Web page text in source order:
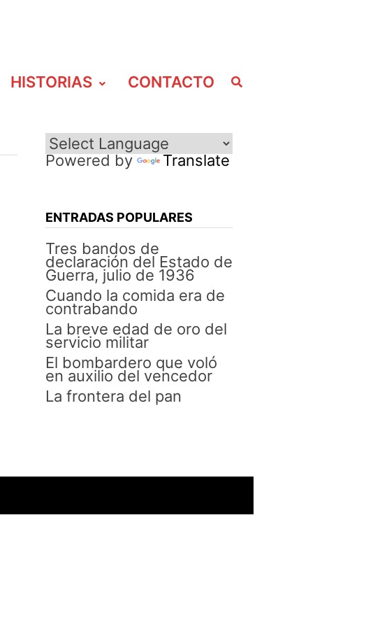
HISTORIAS CONTACTO
Powered by Translate
ENTRADAS POPULARES
Tres bandos de
declaración del Estado de
Guerra, julio de 1936
Cuando la comida era de
contrabando
La breve edad de oro del
servicio militar
El bombardero que voló
en auxilio del vencedor
La frontera del pan